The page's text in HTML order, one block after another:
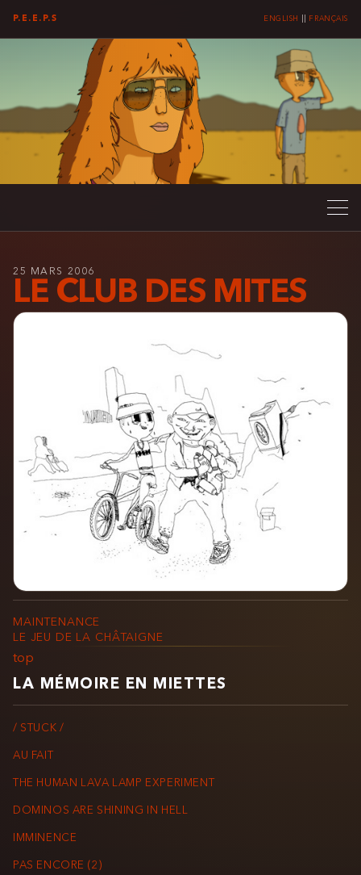
P.E.E.P.S ENGLISH FRANÇAIS
25 MARS 2006
LE CLUB DES MITES
MAINTENANCE
LE JEU DE LA CHÂTAIGNE
top
LA MÉMOIRE EN MIETTES
/ STUCK /
AU FAIT
THE HUMAN LAVA LAMP EXPERIMENT
DOMINOS ARE SHINING IN HELL
IMMINENCE
PAS ENCORE (2)